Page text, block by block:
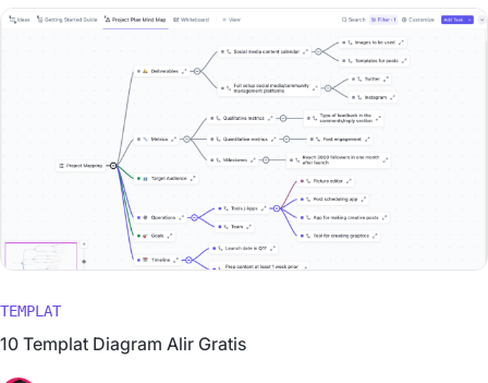
TEMPLAT
10 Templat Diagram Alir Gratis